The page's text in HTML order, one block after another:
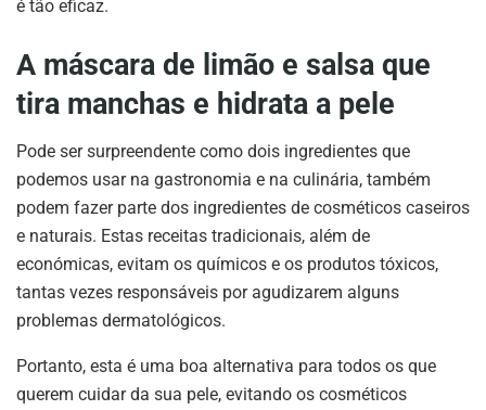
é tão eficaz.
A máscara de limão e salsa que
tira manchas e hidrata a pele
Pode ser surpreendente como dois ingredientes que
podemos usar na gastronomia e na culinária, também
podem fazer parte dos ingredientes de cosméticos caseiros
e naturais. Estas receitas tradicionais, além de
económicas, evitam os químicos e os produtos tóxicos,
tantas vezes responsáveis por agudizarem alguns
problemas dermatológicos.
Portanto, esta é uma boa alternativa para todos os que
querem cuidar da sua pele, evitando os cosméticos